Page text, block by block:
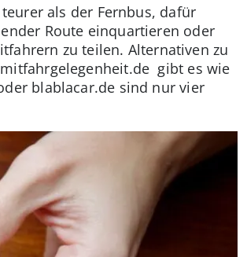
als der Fernbus, dafür
Route einquartieren oder
zu teilen. Alternativen zu
gibt es wie
blablacar.de sind nur vier